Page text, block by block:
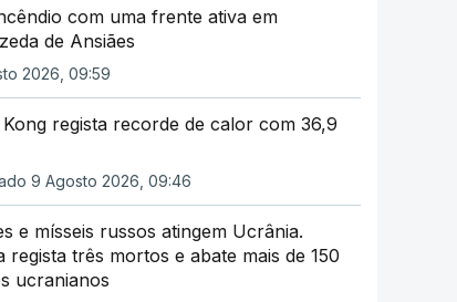
com uma frente ativa em
de Ansiães
2026, 09:59
regista recorde de calor com 36,9
9 Agosto 2026, 09:46
e mísseis russos atingem Ucrânia.
regista três mortos e abate mais de 150
ucranianos